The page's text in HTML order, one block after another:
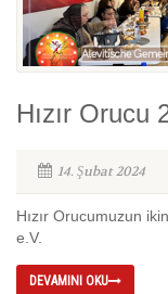
Hızır Orucu
14. Şubat 2024
Hızır Orucumuzun
e.V.
DEVAMINI OKU